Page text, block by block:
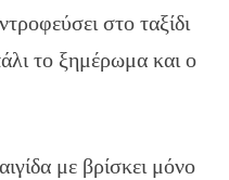
στο ταξίδι
το ξημέρωμα και ο
με βρίσκει μόνο